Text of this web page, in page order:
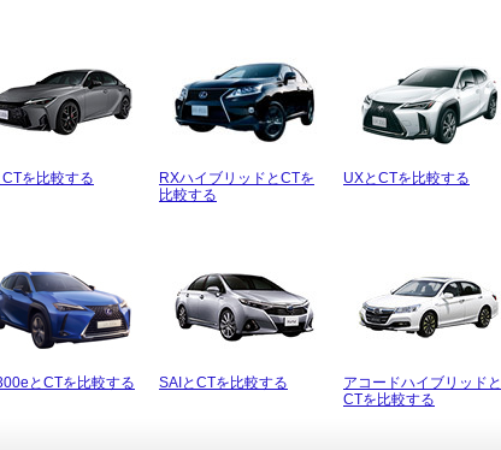
CTを比較する
RXハイブリッドとCTを
比較する
UXとCTを比較する
とCTを比較する SAIとCTを比較する
アコードハイブリッドと
CTを比較する